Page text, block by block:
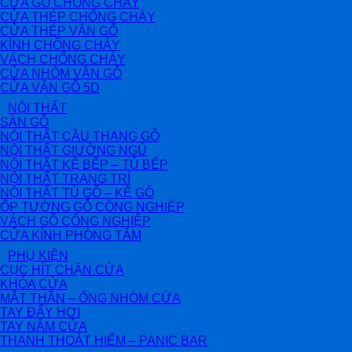
CỬA GỖ CHỐNG CHÁY
CỬA THÉP CHỐNG CHÁY
CỬA THÉP VÂN GỖ
KÍNH CHỐNG CHÁY
VÁCH CHỐNG CHÁY
CỬA NHÔM VÂN GỖ
CỬA VÂN GỖ 5D
NỘI THẤT
SÀN GỖ
NỘI THẤT CẦU THANG GỖ
NỘI THẤT GIƯỜNG NGỦ
NỘI THẤT KỆ BẾP – TỦ BẾP
NỘI THẤT TRANG TRÍ
NỘI THẤT TỦ GỖ – KỆ GỖ
ỐP TƯỜNG GỖ CÔNG NGHIỆP
VÁCH GỖ CÔNG NGHIỆP
CỬA KÍNH PHÒNG TẮM
PHỤ KIỆN
CỤC HÍT CHẶN CỬA
KHÓA CỬA
MẮT THẦN – ỐNG NHÒM CỬA
TAY ĐẨY HƠI
TAY NẮM CỬA
THANH THOÁT HIỂM – PANIC BAR